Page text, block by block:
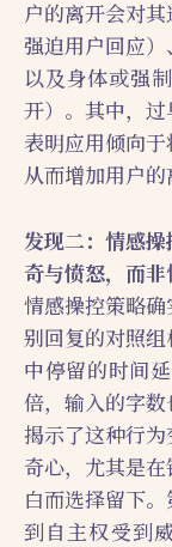
户的离开会对
强迫用户回应）
以及身体或强
开）。其中，
表明应用倾向于
从而增加用户的
发现二：情感
奇与愤怒，而非
情感操控策略
别回复的对照
中停留的时间
倍，输入的字
揭示了这种行
奇心，尤其是
白而选择留下
到自主权受到